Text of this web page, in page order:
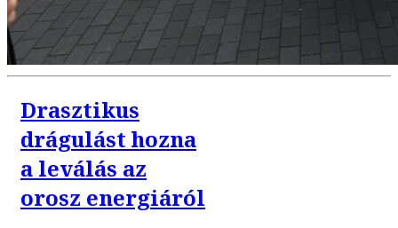
Drasztikus
drágulást hozna
a leválás az
orosz energiáról